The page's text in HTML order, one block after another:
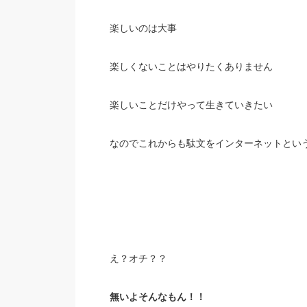
楽しいのは大事
楽しくないことはやりたくありません
楽しいことだけやって生きていきたい
なのでこれからも駄文をインターネットとい
え？オチ？？
無いよそんなもん！！